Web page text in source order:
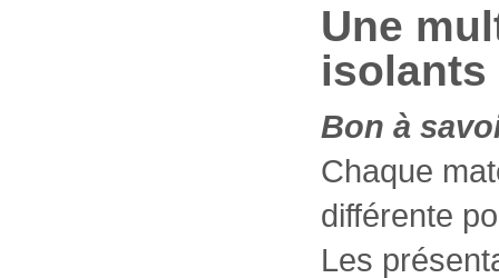
Une
isolants
Bon à
Chaque
différente
Les